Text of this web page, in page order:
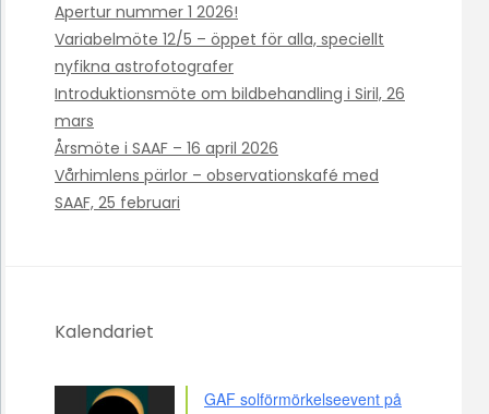
Apertur nummer 1 2026!
Variabelmöte 12/5 – öppet för alla, speciellt
nyfikna astrofotografer
Introduktionsmöte om bildbehandling i Siril, 26
mars
Årsmöte i SAAF – 16 april 2026
Vårhimlens pärlor – observationskafé med
SAAF, 25 februari
Kalendariet
GAF solförmörkelseevent på